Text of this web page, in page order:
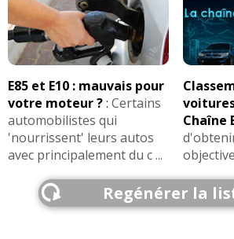
E85 et E10 : mauvais pour
votre moteur ?: Certains
automobilistes qui
'nourrissent' leurs autos
avec principalement du c ...
Chaîne
Regénérer la